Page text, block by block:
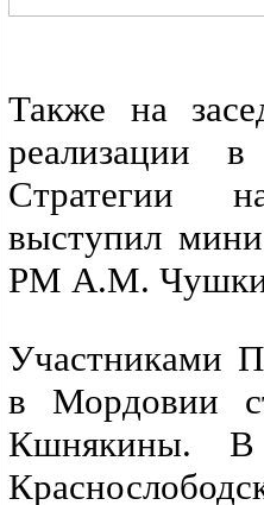
Также на
реализации
Стратегии
выступил
РМ А.М.
Участниками
в Мордовии
Кшнякины.